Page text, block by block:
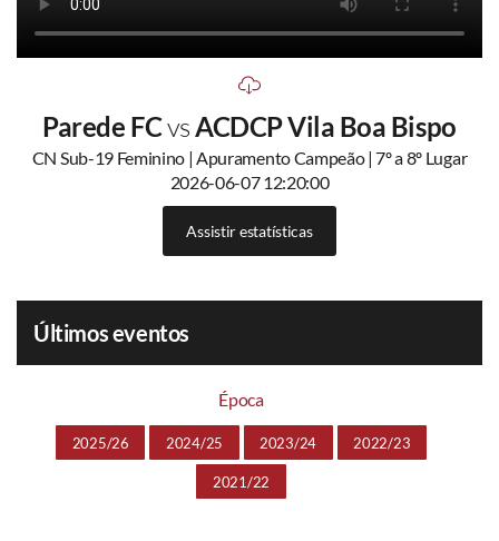
Parede FCvsACDCP Vila Boa Bispo
CN Sub-19 Feminino | Apuramento Campeão | 7º a 8º Lugar
2026-06-07 12:20:00
Assistir estatísticas
Últimos eventos
Época
2025/26 2024/25 2023/24 2022/23
2021/22